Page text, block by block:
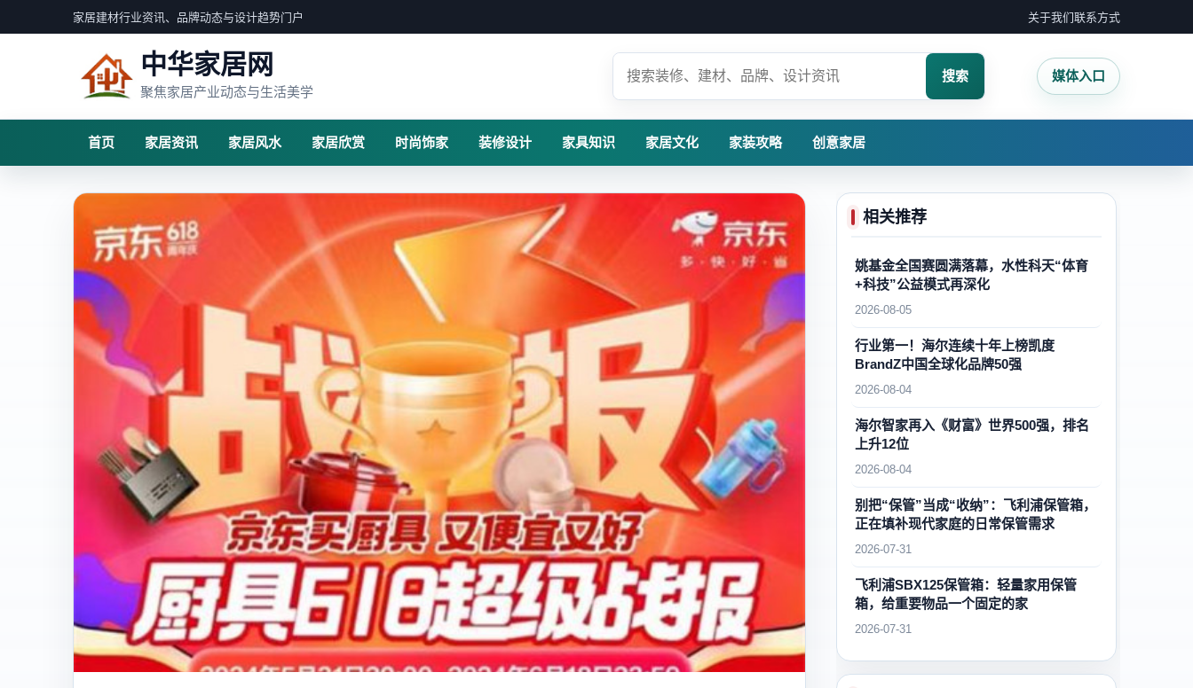
家居建材行业资讯、品牌动态与设计趋势门户 关于我们联系方式
中华家居网
聚焦家居产业动态与生活美学
搜索 媒体入口
首页 家居资讯 家居风水 家居欣赏 时尚饰家 装修设计 家具知识 家居文化 家装攻略 创意家居
相关推荐
姚基金全国赛圆满落幕，水性科天“体育
+科技”公益模式再深化
2026-08-05
行业第一！海尔连续十年上榜凯度
BrandZ中国全球化品牌50强
2026-08-04
海尔智家再入《财富》世界500强，排名
上升12位
2026-08-04
别把“保管”当成“收纳”：飞利浦保管箱，
正在填补现代家庭的日常保管需求
2026-07-31
飞利浦SBX125保管箱：轻量家用保管
箱，给重要物品一个固定的家
2026-07-31